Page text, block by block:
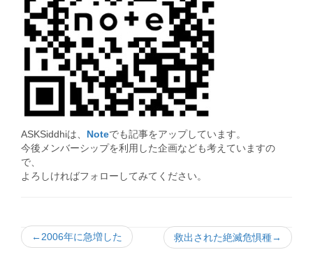
ASKSiddhiは、 Noteでも記事をアップしています。
今後メンバーシップを利用した企画なども考えていますの
で、
よろしければフォローしてみてください。
←2006年に急増した 救出された絶滅危惧種→